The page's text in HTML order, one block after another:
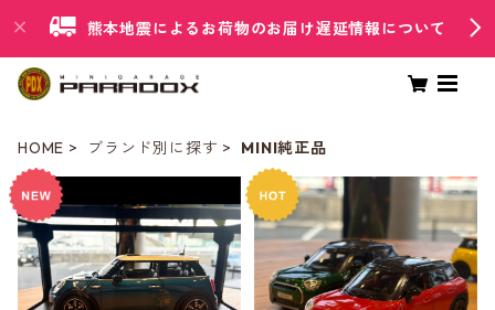
熊本地震によるお荷物のお届け遅延情報について
HOME ブランド別に探す MINI純正品